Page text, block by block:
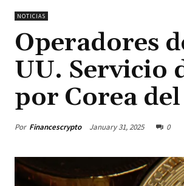
NOTICIAS
Operadores
UU. Servicio
por Corea
Por Financescrypto January 31, 2025 0